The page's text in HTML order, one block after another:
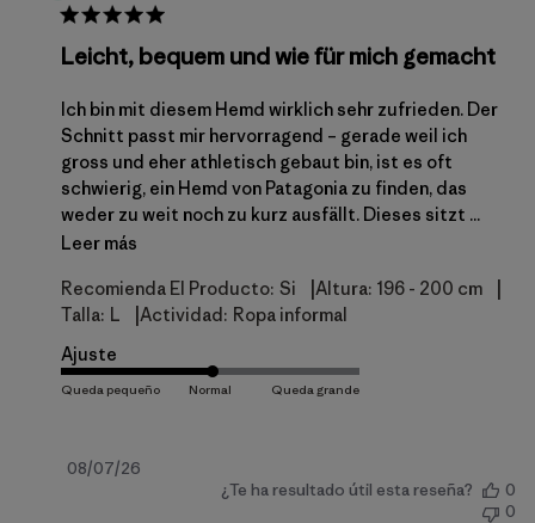
Leicht, bequem und wie für mich gemacht
Ich bin mit diesem Hemd wirklich sehr zufrieden. Der
Schnitt passt mir hervorragend – gerade weil ich
gross und eher athletisch gebaut bin, ist es oft
schwierig, ein Hemd von Patagonia zu finden, das
weder zu weit noch zu kurz ausfällt. Dieses sitzt ...
Leer más
Recomienda El Producto: Si Altura: 196 - 200 cm
Talla: L Actividad: Ropa informal
Ajuste
Fecha
08/07/26
¿Te ha resultado útil esta reseña?
0
0